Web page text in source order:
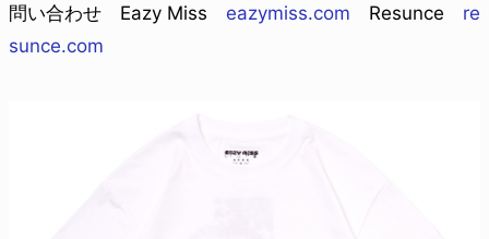
問い合わせ Eazy Miss eazymiss.com Resunce re
sunce.com